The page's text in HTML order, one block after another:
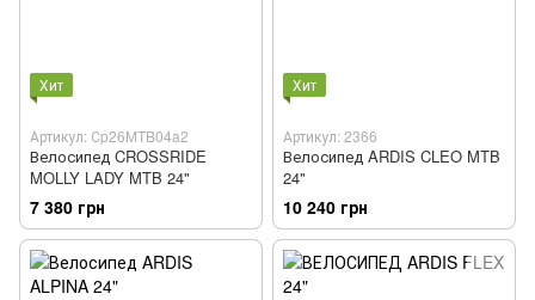
Хит
Артикул: Сp26MTB04a2
Велосипед CROSSRIDE
MOLLY LADY MTB 24"
7 380 грн
Хит
Артикул: 2366
Велосипед ARDIS CLEO MTB
24"
10 240 грн